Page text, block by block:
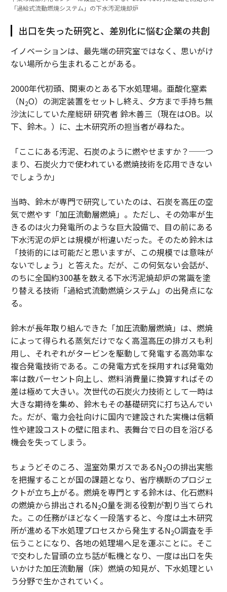
「過給式流動燃焼システム」の下水汚泥焼却炉
出口を失った研究と、差別化に悩む企業の共創
イノベーションは、最先端の研究室ではなく、思いがけ
ない場所から生まれることがある。
2000年代初頭、関東のとある下水処理場。亜酸化窒素
（N2O）の測定装置をセットし終え、夕方まで手持ち無
沙汰にしていた産総研 研究者 鈴木善三（現在はOB。以
下、鈴木。）に、土木研究所の担当者が尋ねた。
「ここにある汚泥、石炭のように燃やせますか？──つ
まり、石炭火力で使われている燃焼技術を応用できない
でしょうか」
当時、鈴木が専門で研究していたのは、石炭を高圧の空
気で燃やす「加圧流動層燃焼」。ただし、その効率が生
きるのは火力発電所のような巨大設備で、目の前にある
下水汚泥の炉とは規模が桁違いだった。そのため鈴木は
「技術的には可能だと思いますが、この規模では意味が
ないでしょう」と答えた。だが、この何気ない会話が、
のちに全国約300基を数える下水汚泥焼却炉の常識を塗
り替える技術「過給式流動燃焼システム」の出発点にな
る。
鈴木が長年取り組んできた「加圧流動層燃焼」は、燃焼
によって得られる蒸気だけでなく高温高圧の排ガスも利
用し、それぞれがタービンを駆動して発電する高効率な
複合発電技術である。この発電方式を採用すれば発電効
率は数パーセント向上し、燃料消費量に換算すればその
差は極めて大きい。次世代の石炭火力技術として一時は
大きな期待を集め、鈴木もその基礎研究に打ち込んでい
た。だが、電力会社向けに国内で建設された実機は信頼
性や建設コストの壁に阻まれ、表舞台で日の目を浴びる
機会を失ってしまう。
ちょうどそのころ、温室効果ガスであるN2Oの排出実態
を把握することが国の課題となり、省庁横断のプロジェ
クトが立ち上がる。燃焼を専門とする鈴木は、化石燃料
の燃焼から排出されるN2O量を測る役割が割り当てられ
た。この任務がほどなく一段落すると、今度は土木研究
所が進める下水処理プロセスから発生するN2O調査を手
伝うことになり、各地の処理場へ足を運ぶことに。そこ
で交わした冒頭の立ち話が転機となり、一度は出口を失
いかけた加圧流動層（床）燃焼の知見が、下水処理とい
う分野で生かされていく。